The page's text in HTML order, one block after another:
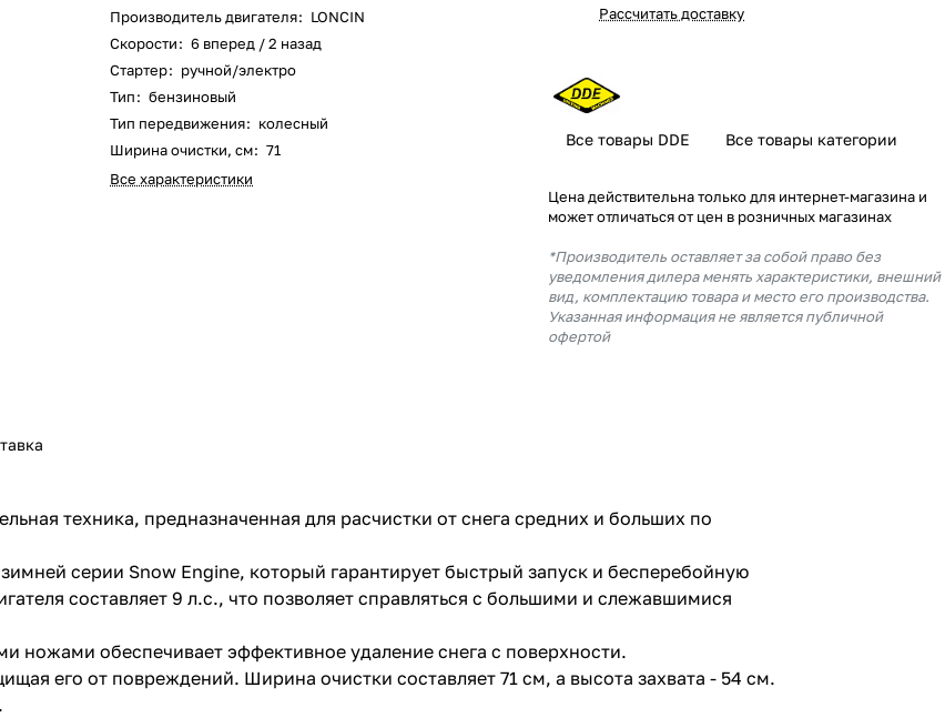
Производитель двигателя: LONCIN
Скорости: 6 вперед / 2 назад
Стартер: ручной/электро
Тип: бензиновый
Тип передвижения: колесный
Ширина очистки, см: 71
Все характеристики
Рассчитать доставку
Все товары DDE Все товары категории
Цена действительна только для интернет-магазина и
может отличаться от цен в розничных магазинах
*Производитель оставляет за собой право без
уведомления дилера менять характеристики, внешний
вид, комплектацию товара и место его производства.
Указанная информация не является публичной
офертой
техника, предназначенная для расчистки от снега средних и больших по
серии Snow Engine, который гарантирует быстрый запуск и бесперебойную
составляет 9 л.с., что позволяет справляться с большими и слежавшимися
обеспечивает эффективное удаление снега с поверхности.
его от повреждений. Ширина очистки составляет 71 см, а высота захвата - 54 см.
об оплате Плайтом
раз в 2 недели